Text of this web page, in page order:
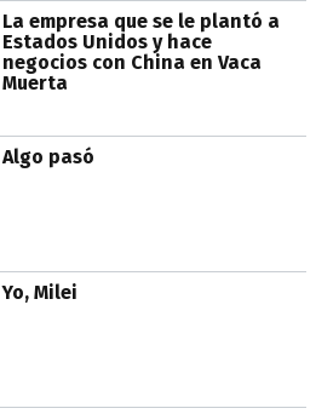
La empresa que se le plantó a
Estados Unidos y hace
negocios con China en Vaca
Muerta
Algo pasó
Yo, Milei